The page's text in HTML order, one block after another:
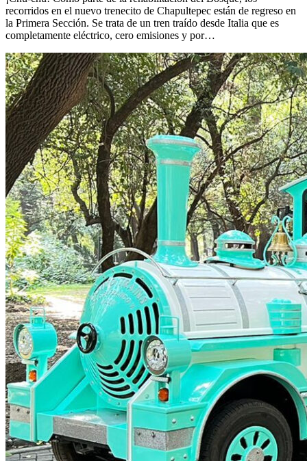
recorridos en el nuevo trenecito de Chapultepec están de regreso en
la Primera Sección. Se trata de un tren traído desde Italia que es
completamente eléctrico, cero emisiones y por…